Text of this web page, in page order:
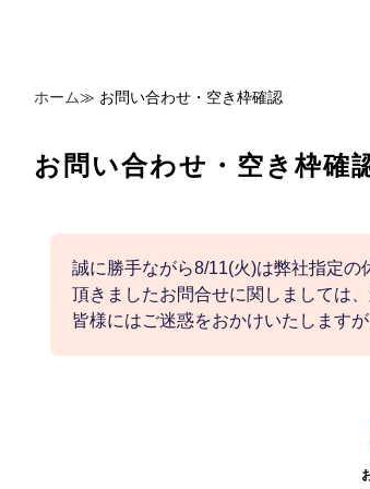
ホーム≫ お問い合わせ・空き枠確認
お問い合わせ・空き枠確
誠に勝手ながら8/11(火)は弊社指定の
頂きましたお問合せに関しましては
皆様にはご迷惑をおかけいたします